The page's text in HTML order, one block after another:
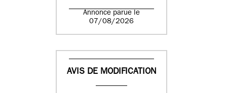
Annonce parue le
07/08/2026
AVIS DE MODIFICATION